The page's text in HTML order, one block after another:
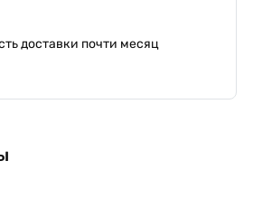
доставки почти месяц